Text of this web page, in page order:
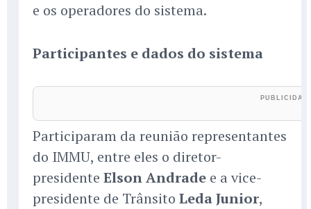
e os operadores do sistema.
Participantes e dados do sistema
Participaram da reunião representantes
do IMMU, entre eles o diretor-
presidente Elson Andrade e a vice-
presidente de Trânsito Leda Junior,